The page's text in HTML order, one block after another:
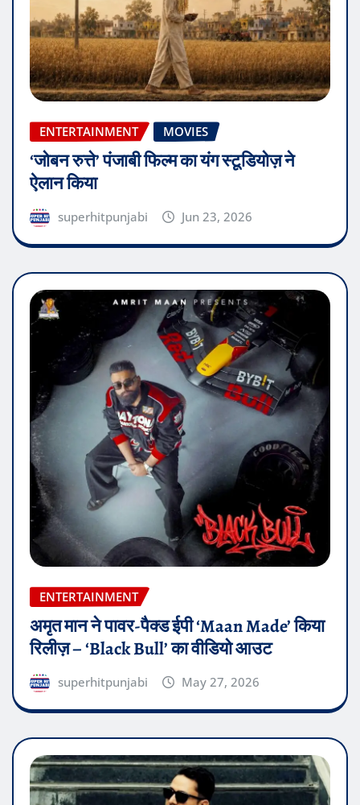
ENTERTAINMENT MOVIES
‘जोबन रुत्ते’ पंजाबी फिल्म का यंग स्टूडियोज़ ने
ऐलान किया
superhitpunjabi Jun 23, 2026
ENTERTAINMENT
अमृत मान ने पावर-पैक्ड ईपी ‘Maan Made’ किया
रिलीज़ – ‘Black Bull’ का वीडियो आउट
superhitpunjabi May 27, 2026